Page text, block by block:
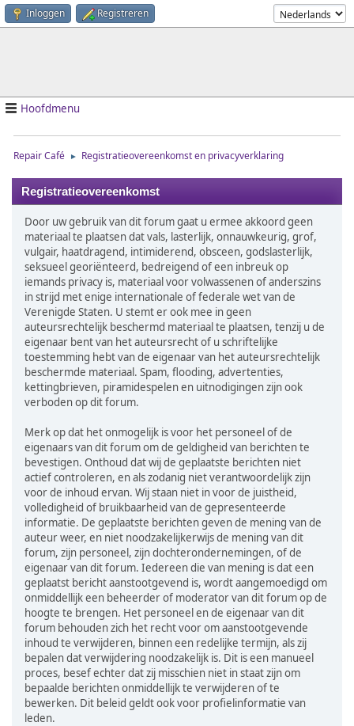
Inloggen Registreren
Hoofdmenu
Repair Café ► Registratieovereenkomst en privacyverklaring
Registratieovereenkomst
Door uw gebruik van dit forum gaat u ermee akkoord geen
materiaal te plaatsen dat vals, lasterlijk, onnauwkeurig, grof,
vulgair, haatdragend, intimiderend, obsceen, godslasterlijk,
seksueel georiënteerd, bedreigend of een inbreuk op
iemands privacy is, materiaal voor volwassenen of anderszins
in strijd met enige internationale of federale wet van de
Verenigde Staten. U stemt er ook mee in geen
auteursrechtelijk beschermd materiaal te plaatsen, tenzij u de
eigenaar bent van het auteursrecht of u schriftelijke
toestemming hebt van de eigenaar van het auteursrechtelijk
beschermde materiaal. Spam, flooding, advertenties,
kettingbrieven, piramidespelen en uitnodigingen zijn ook
verboden op dit forum.
Merk op dat het onmogelijk is voor het personeel of de
eigenaars van dit forum om de geldigheid van berichten te
bevestigen. Onthoud dat wij de geplaatste berichten niet
actief controleren, en als zodanig niet verantwoordelijk zijn
voor de inhoud ervan. Wij staan niet in voor de juistheid,
volledigheid of bruikbaarheid van de gepresenteerde
informatie. De geplaatste berichten geven de mening van de
auteur weer, en niet noodzakelijkerwijs de mening van dit
forum, zijn personeel, zijn dochterondernemingen, of de
eigenaar van dit forum. Iedereen die van mening is dat een
geplaatst bericht aanstootgevend is, wordt aangemoedigd om
onmiddellijk een beheerder of moderator van dit forum op de
hoogte te brengen. Het personeel en de eigenaar van dit
forum behouden zich het recht voor om aanstootgevende
inhoud te verwijderen, binnen een redelijke termijn, als zij
bepalen dat verwijdering noodzakelijk is. Dit is een manueel
proces, besef echter dat zij misschien niet in staat zijn om
bepaalde berichten onmiddellijk te verwijderen of te
bewerken. Dit beleid geldt ook voor profielinformatie van
leden.